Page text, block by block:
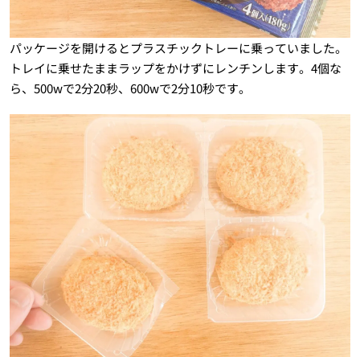
パッケージを開けるとプラスチックトレーに乗っていました。
トレイに乗せたままラップをかけずにレンチンします。4個な
ら、500wで2分20秒、600wで2分10秒です。